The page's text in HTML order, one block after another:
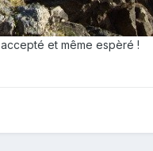
et même espèré !